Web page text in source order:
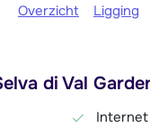
Overzicht Ligging
di Val
Internet